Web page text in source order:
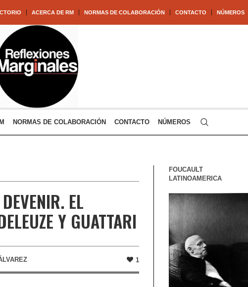
ACERCA DE RM NORMAS DE COLABORACIÓN CONTACTO NÚMEROS
NORMAS DE COLABORACIÓN CONTACTO NÚMEROS
EL
Y GUATTARI
1
FOUCAULT
LATINOAMERICA